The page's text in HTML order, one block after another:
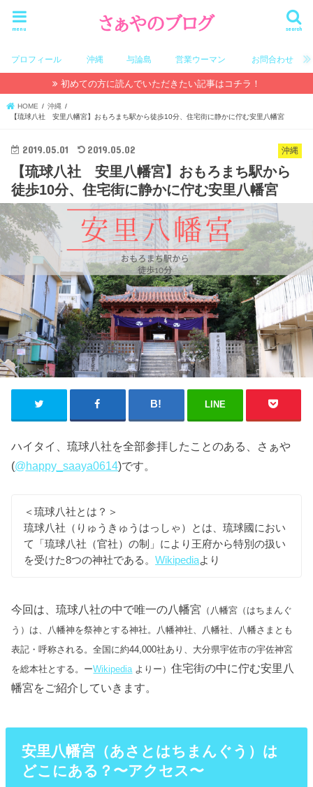
search
menu
プロフィール 沖縄 与論島 営業ウーマン お問合わせ
初めての方に読んでいただきたい記事はコチラ！
HOME
沖縄
【琉球八社 安里八幡宮】おもろまち駅から徒歩10分、住宅街に静かに佇む安里八幡宮
沖縄
2019.05.01 2019.05.02
【琉球八社 安里八幡宮】おもろまち駅から
徒歩10分、住宅街に静かに佇む安里八幡宮
LINE
ハイタイ、琉球八社を全部参拝したことのある、さぁや
(@happy_saaya0614)です。
＜琉球八社とは？＞
琉球八社（りゅうきゅうはっしゃ）とは、琉球國におい
て「琉球八社（官社）の制」により王府から特別の扱い
を受けた8つの神社である。Wikipediaより
今回は、琉球八社の中で唯一の八幡宮 （八幡宮（はちまんぐ
う）は、八幡神を祭神とする神社。八幡神社、八幡社、八幡さまとも
表記・呼称される。全国に約44,000社あり、大分県宇佐市の宇佐神宮
を総本社とする。ーWikipedia よりー）住宅街の中に佇む安里八
幡宮をご紹介していきます。
安里八幡宮（あさとはちまんぐう）は
どこにある？〜アクセス〜